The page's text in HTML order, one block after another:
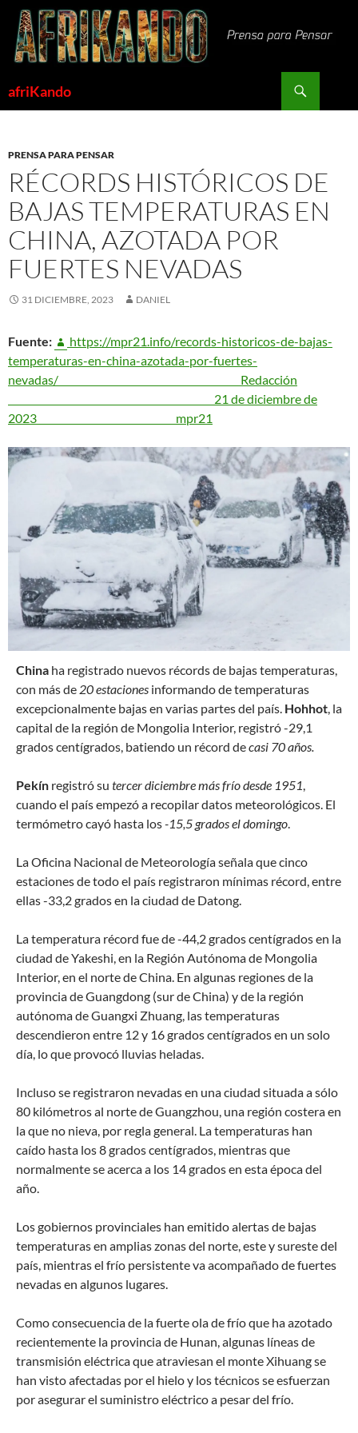
Saltar
contenido
afriKando
PRENSA PARA PENSAR
RÉCORDS HISTÓRICOS DE
BAJAS TEMPERATURAS EN
CHINA, AZOTADA POR
FUERTES NEVADAS
31 DICIEMBRE, 2023 DANIEL
Fuente:
https://mpr21.info/records-historicos-de-bajas-
temperaturas-en-china-azotada-por-fuertes-
nevadas/ Redacción
21 de diciembre de
2023 mpr21
China ha registrado nuevos récords de bajas temperaturas,
con más de 20 estaciones informando de temperaturas
excepcionalmente bajas en varias partes del país. Hohhot, la
capital de la región de Mongolia Interior, registró -29,1
grados centígrados, batiendo un récord decasi 70 años.
Pekín registró su tercer diciembre más frío desde 1951,
cuando el país empezó a recopilar datos meteorológicos. El
termómetro cayó hasta los-15,5 grados el domingo.
La Oficina Nacional de Meteorología señala que cinco
estaciones de todo el país registraron mínimas récord, entre
ellas -33,2 grados en la ciudad de Datong.
La temperatura récord fue de -44,2 grados centígrados en la
ciudad de Yakeshi, en la Región Autónoma de Mongolia
Interior, en el norte de China. En algunas regiones de la
provincia de Guangdong (sur de China) y de la región
autónoma de Guangxi Zhuang, las temperaturas
descendieron entre 12 y 16 grados centígrados en un solo
día, lo que provocó lluvias heladas.
Incluso se registraron nevadas en una ciudad situada a sólo
80 kilómetros al norte de Guangzhou, una región costera en
la que no nieva, por regla general. La temperaturas han
caído hasta los 8 grados centígrados, mientras que
normalmente se acerca a los 14 grados en esta época del
año.
Los gobiernos provinciales han emitido alertas de bajas
temperaturas en amplias zonas del norte, este y sureste del
país, mientras el frío persistente va acompañado de fuertes
nevadas en algunos lugares.
Como consecuencia de la fuerte ola de frío que ha azotado
recientemente la provincia de Hunan, algunas líneas de
transmisión eléctrica que atraviesan el monte Xihuang se
han visto afectadas por el hielo y los técnicos se esfuerzan
por asegurar el suministro eléctrico a pesar del frío.